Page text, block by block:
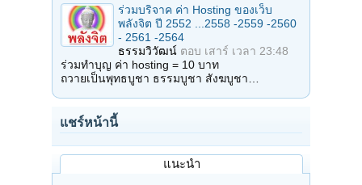
ร่วมบริจาค ค่า Hosting ของเว็บ
พลังจิต ปี 2552 ...2558 -2559 -2560
- 2561 -2564
ธรรมวิวัฒน์ ตอบ เสาร์ เวลา 23:48
ร่วมทำบุญ ค่า hosting = 10 บาท
ถวายเป็นพุทธบูชา ธรรมบูชา สังฆบูชา…
แชร์หน้านี้
แนะนำ